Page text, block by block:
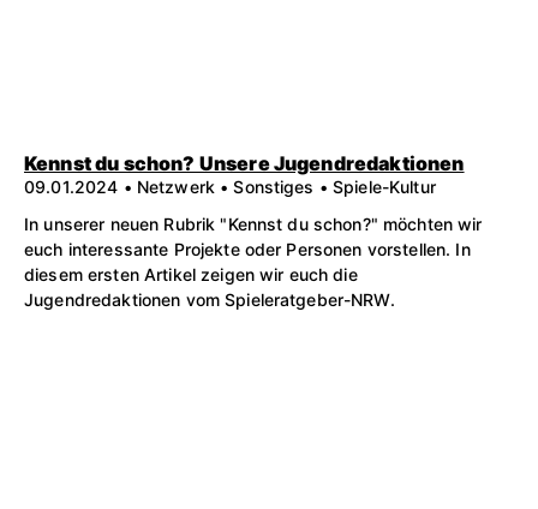
Kennst du schon? Unsere Jugendredaktionen
09.01.2024 • Netzwerk • Sonstiges • Spiele-Kultur
In unserer neuen Rubrik "Kennst du schon?" möchten wir
euch interessante Projekte oder Personen vorstellen. In
diesem ersten Artikel zeigen wir euch die
Jugendredaktionen vom Spieleratgeber-NRW.